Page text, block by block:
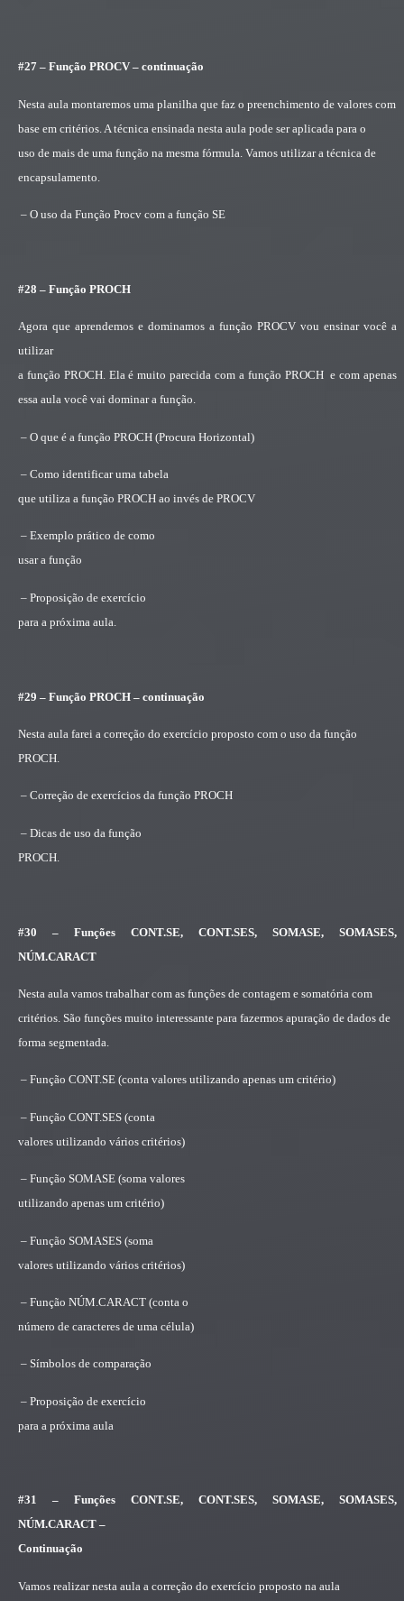
#27 – Função PROCV – continuação
Nesta aula montaremos uma planilha que faz o preenchimento de valores com
base em critérios. A técnica ensinada nesta aula pode ser aplicada para o
uso de mais de uma função na mesma fórmula. Vamos utilizar a técnica de
encapsulamento.
– O uso da Função Procv com a função SE
#28 – Função PROCH
Agora que aprendemos e dominamos a função PROCV vou ensinar você a
utilizar
a função PROCH. Ela é muito parecida com a função PROCH e com apenas
essa aula você vai dominar a função.
– O que é a função PROCH (Procura Horizontal)
– Como identificar uma tabela
que utiliza a função PROCH ao invés de PROCV
– Exemplo prático de como
usar a função
– Proposição de exercício
para a próxima aula.
#29 – Função PROCH – continuação
Nesta aula farei a correção do exercício proposto com o uso da função
PROCH.
– Correção de exercícios da função PROCH
– Dicas de uso da função
PROCH.
#30 – Funções CONT.SE, CONT.SES, SOMASE, SOMASES,
NÚM.CARACT
Nesta aula vamos trabalhar com as funções de contagem e somatória com
critérios. São funções muito interessante para fazermos apuração de dados de
forma segmentada.
– Função CONT.SE (conta valores utilizando apenas um critério)
– Função CONT.SES (conta
valores utilizando vários critérios)
– Função SOMASE (soma valores
utilizando apenas um critério)
– Função SOMASES (soma
valores utilizando vários critérios)
– Função NÚM.CARACT (conta o
número de caracteres de uma célula)
– Símbolos de comparação
– Proposição de exercício
para a próxima aula
#31 – Funções CONT.SE, CONT.SES, SOMASE, SOMASES,
NÚM.CARACT –
Continuação
Vamos realizar nesta aula a correção do exercício proposto na aula